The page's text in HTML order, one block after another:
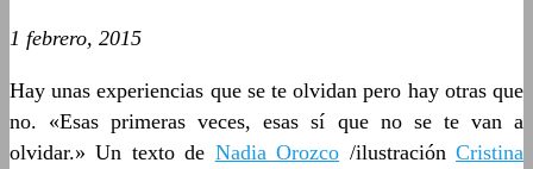
1 febrero, 2015
Hay unas experiencias que se te olvidan pero hay otras que
no. «Esas primeras veces, esas sí que no se te van a
olvidar.» Un texto de Nadia Orozco /ilustraciónCristina